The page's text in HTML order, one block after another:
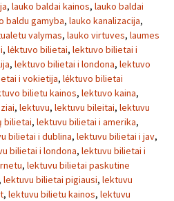
, lauko baldai kainos, lauko baldai
baldu gamyba, lauko kanalizacija,
valymas, lauko virtuves, laumes
, lėktuvo bilietai, lektuvo bilietai i
, lektuvo bilietai i londona, lektuvo
i vokietija, lėktuvo bilietai
bilietu kainos, lektuvo kaina,
, lektuvu, lektuvu bileitai, lektuvu
bilietai, lektuvu bilietai i amerika,
bilietai i dublina, lektuvu bilietai i jav,
bilietai i londona, lektuvu bilietai i
, lektuvu bilietai paskutine
, lektuvu bilietai pigiausi, lektuvu
, lektuvu bilietu kainos, lektuvu